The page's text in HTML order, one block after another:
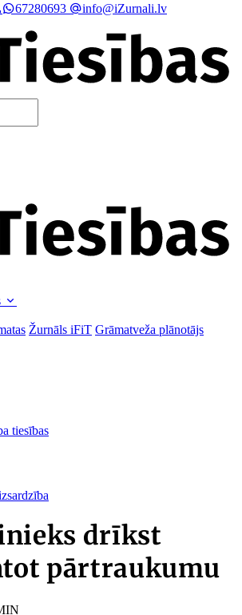
67280693
info@iZurnali.lv
Žurnāls iFiT Grāmatveža plānotājs
tiesības
drīkst
pārtraukumu